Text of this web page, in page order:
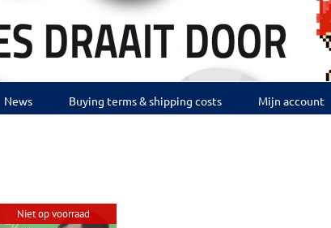
News Buying terms & shipping costs Mijn account
Niet op voorraad